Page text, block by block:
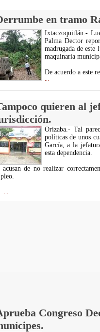
en tramo
Ixtaczoquitlán.-
Palma Dector
madrugada de
maquinaria
De acuerdo a este
quieren al
Orizaba.- Tal
políticas de unos
García, a la
esta dependencia.
acusan de no realizar
Congreso